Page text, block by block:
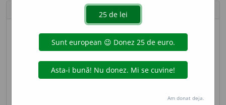
© imagine
NT, -Ă, intendenți, -te, s. m.,s. f. 1.
(În unele țări) Persoană însărcinată cu îngrijirea sau
Am donat deja.